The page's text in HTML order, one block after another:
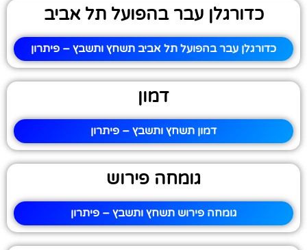
כדורגלן עבר בהפועל תל אביב
כדורגלן עבר בהפועל תל אביב תשחץ ותשבץ – פיתרון
דמון
דמון תשחץ ותשבץ – פיתרון
גומחה פירוש
גומחה פירוש תשחץ ותשבץ – פיתרון